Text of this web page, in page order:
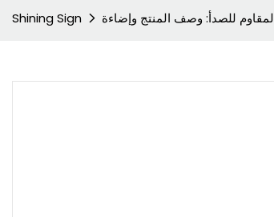
Shining Sign